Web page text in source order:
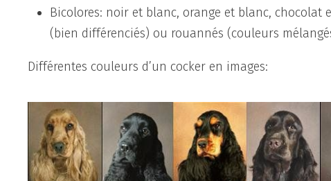
Bicolores: noir et blanc, orange et blanc,
(bien différenciés) ou rouannés (couleurs
Différentes couleurs d’un cocker en images: